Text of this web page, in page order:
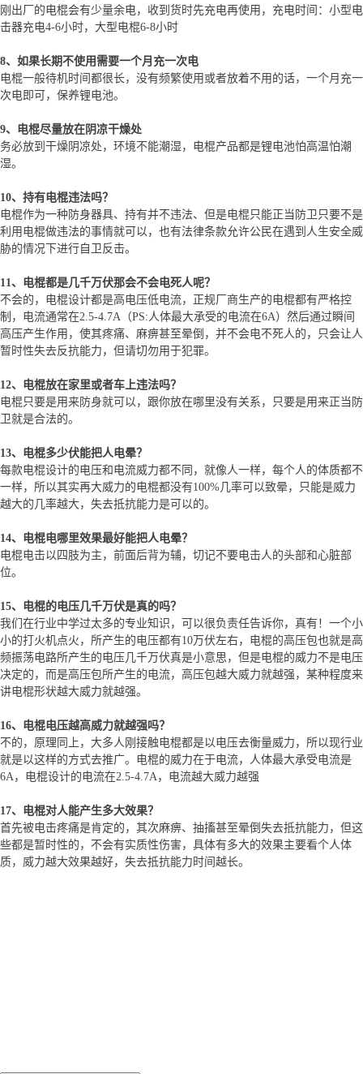
刚出厂的电棍会有少量余电，收到货时先充电再使用，充电时间：小型电
击器充电4-6小时，大型电棍6-8小时
8、如果长期不使用需要一个月充一次电
电棍一般待机时间都很长，没有频繁使用或者放着不用的话，一个月充一
次电即可，保养锂电池。
9、电棍尽量放在阴凉干燥处
务必放到干燥阴凉处，环境不能潮湿，电棍产品都是锂电池怕高温怕潮
湿。
10、持有电棍违法吗？
电棍作为一种防身器具、持有并不违法、但是电棍只能正当防卫只要不是
利用电棍做违法的事情就可以，也有法律条款允许公民在遇到人生安全威
胁的情况下进行自卫反击。
11、电棍都是几千万伏那会不会电死人呢？
不会的，电棍设计都是高电压低电流，正规厂商生产的电棍都有严格控
制，电流通常在2.5-4.7A（PS:人体最大承受的电流在6A）然后通过瞬间
高压产生作用，使其疼痛、麻痹甚至晕倒，并不会电不死人的，只会让人
暂时性失去反抗能力，但请切勿用于犯罪。
12、电棍放在家里或者车上违法吗？
电棍只要是用来防身就可以，跟你放在哪里没有关系，只要是用来正当防
卫就是合法的。
13、电棍多少伏能把人电晕？
每款电棍设计的电压和电流威力都不同，就像人一样，每个人的体质都不
一样，所以其实再大威力的电棍都没有100%几率可以致晕，只能是威力
越大的几率越大，失去抵抗能力是可以的。
14、电棍电哪里效果最好能把人电晕？
电棍电击以四肢为主，前面后背为辅，切记不要电击人的头部和心脏部
位。
15、电棍的电压几千万伏是真的吗？
我们在行业中学过太多的专业知识，可以很负责任告诉你，真有！一个小
小的打火机点火，所产生的电压都有10万伏左右，电棍的高压包也就是高
频振荡电路所产生的电压几千万伏真是小意思，但是电棍的威力不是电压
决定的，而是高压包所产生的电流，高压包越大威力就越强，某种程度来
讲电棍形状越大威力就越强。
16、电棍电压越高威力就越强吗？
不的，原理同上，大多人刚接触电棍都是以电压去衡量威力，所以现行业
就是以这样的方式去推广。电棍的威力在于电流，人体最大承受电流是
6A，电棍设计的电流在2.5-4.7A，电流越大威力越强
17、电棍对人能产生多大效果？
首先被电击疼痛是肯定的，其次麻痹、抽搐甚至晕倒失去抵抗能力，但这
些都是暂时性的，不会有实质性伤害，具体有多大的效果主要看个人体
质，威力越大效果越好，失去抵抗能力时间越长。